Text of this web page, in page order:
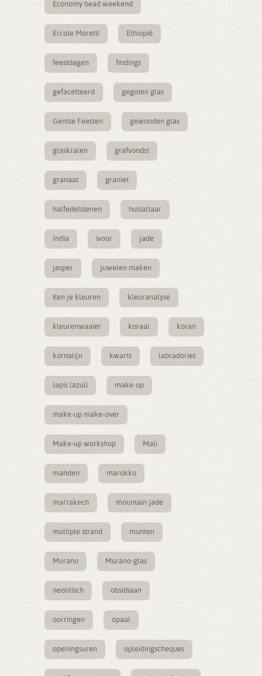
Economy bead weekend
Ercole Moretti Ethiopië
feestdagen findings
gefacetteerd gegoten glas
Gentse Feesten gewonden glas
glaskralen grafvondst
granaat graniet
halfedelstenen huisaltaar
India ivoor jade
jasper juwelen maken
Ken je kleuren kleuranalyse
kleurenwaaier koraal koran
kornalijn kwarts labradoriet
lapis lazuli make-up
make-up make-over
Make-up workshop Mali
manden marokko
marrakech mountain jade
multiple strand munten
Murano Murano-glas
neolitisch obsidiaan
oorringen opaal
openingsuren opleidingscheques